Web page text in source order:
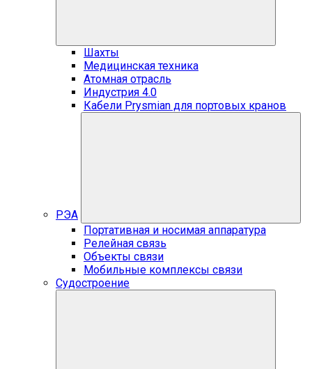
Шахты
Медицинская техника
Атомная отрасль
Индустрия 4.0
Кабели Prysmian для портовых кранов
РЭА
Портативная и носимая аппаратура
Релейная связь
Объекты связи
Мобильные комплексы связи
Судостроение